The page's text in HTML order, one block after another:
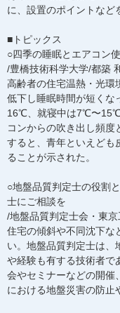
に、設置のポイントなど
■トピックス
○四季の睡眠とエアコン
/豊橋技術科学大学/都築
高齢者の住宅温熱・光環
低下し睡眠時間が短くな
16℃、就寝中は7℃〜15℃
コンからの吹き出し頻
すると、青年といえども
ることが示された。
○地盤品質判定士の役割
士にご相談を
/地盤品質判定士会・東
住宅の傾斜や不同沈下な
い。地盤品質判定士は、
や経験も有する技術者で
会やセミナーなどの開催
における地盤災害の防止